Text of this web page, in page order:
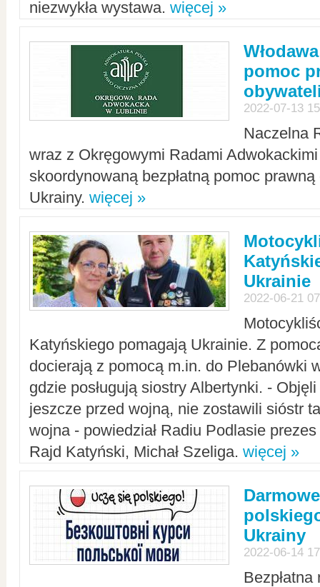
niezwykła wystawa. więcej »
pomoc
2022-07-13
Naczelna
wraz z Okręgowymi Radami Adwokackimi
skoordynowaną bezpłatną pomoc
Ukrainy. więcej »
Ukrainie
2022-06-21
Katyńskiego pomagają Ukrainie. Z
docierają z pomocą m.in. do Plebanówki
gdzie posługują siostry Albertynki. -
jeszcze przed wojną, nie zostawili sióstr
wojna - powiedział Radiu Podlasie
Rajd Katyński, Michał Szeliga. więcej »
Ukrainy
2022-06-14